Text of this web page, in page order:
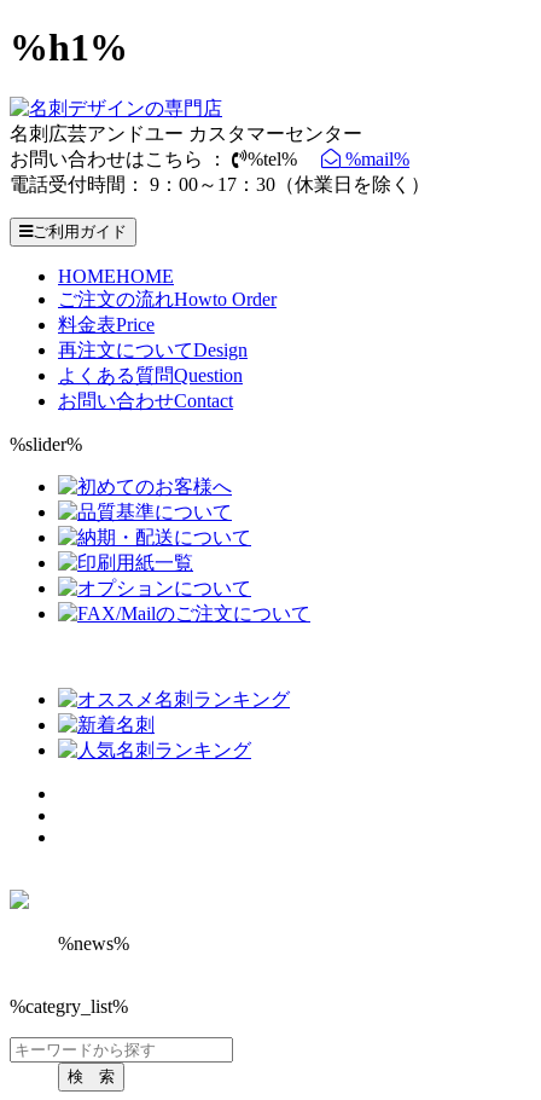
%h1%
名刺広芸アンドユー カスタマーセンター
お問い合わせはこちら ：
%tel%
%mail%
電話受付時間： 9：00～17：30（休業日を除く）
ご利用ガイド
HOMEHOME
ご注文の流れHowto Order
料金表Price
再注文についてDesign
よくある質問Question
お問い合わせContact
%slider%
%news%
%categry_list%
検 索